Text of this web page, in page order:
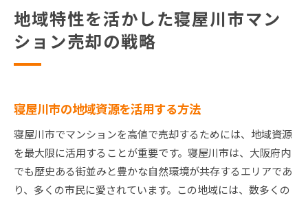
地域特性を活かした寝屋川市マン
ション売却の戦略
寝屋川市の地域資源を活用する方法
寝屋川市でマンションを高値で売却するためには、地域資源
を最大限に活用することが重要です。寝屋川市は、大阪府内
でも歴史ある街並みと豊かな自然環境が共存するエリアであ
り、多くの市民に愛されています。この地域には、数多くの